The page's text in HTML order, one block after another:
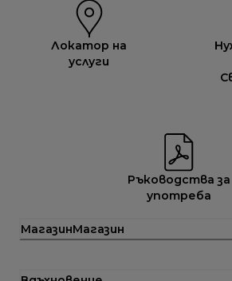
Локатор на
услуги
Ръководства за
употреба
МагазинМагазин